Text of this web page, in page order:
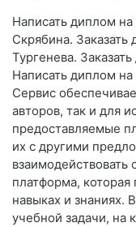
Написать диплом
Скрябина.
Тургенева.
Написать диплом
Сервис
авторов, так и для
предоставляемые
их с другими
платформа, которая
навыках и знаниях.
учебной задачи, на